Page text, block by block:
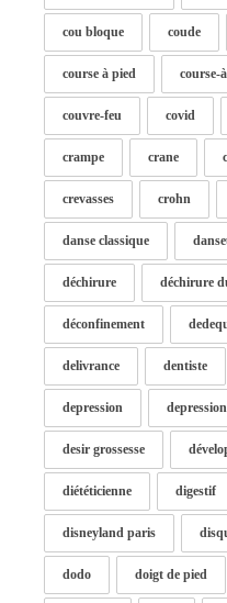
cou bloque coude
course à pied course-
couvre-feu covid
crampe crane
crevasses crohn
danse classique
déchirure déchirure
déconfinement
delivrance dentiste
depression
desir grossesse
diététicienne digestif
disneyland paris
dodo doigt de pied